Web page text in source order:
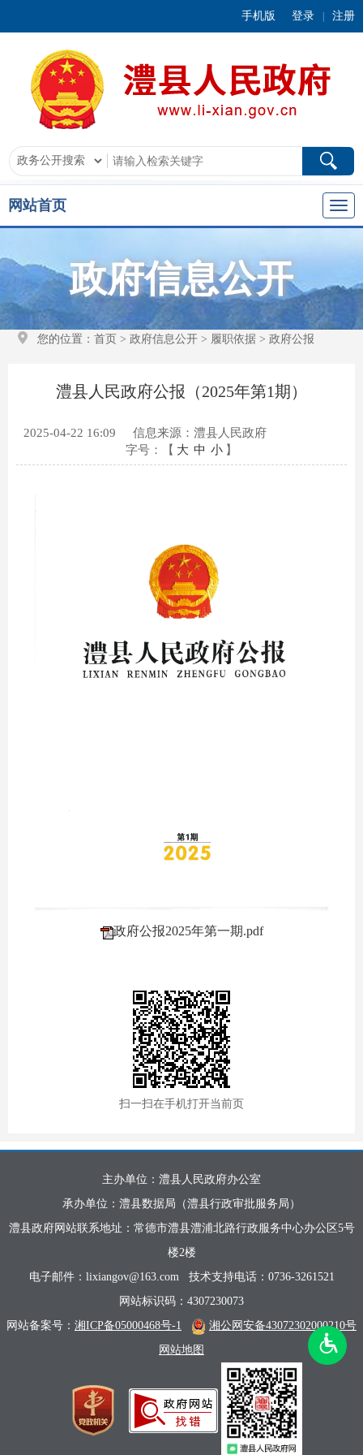
手机版 登录 注册
网站首页
政府信息公开
您的位置： 首页 > 政府信息公开 > 履职依据 > 政府公报
澧县人民政府公报（2025年第1期）
2025-04-22 16:09
信息来源：澧县人民政府
字号：【 大 中 小 】
政府公报2025年第一期.pdf
扫一扫在手机打开当前页
主办单位：澧县人民政府办公室
承办单位：澧县数据局（澧县行政审批服务局）
澧县政府网站联系地址：常德市澧县澧浦北路行政服务中心办公区5号
楼2楼
电子邮件：lixiangov@163.com
技术支持电话：0736-3261521
网站标识码：4307230073
网站备案号： 湘ICP备05000468号-1
湘公网安备43072302000210号
网站地图